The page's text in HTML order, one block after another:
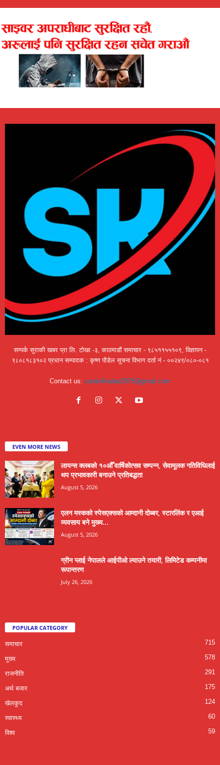
सम्पर्क सुराकी खबर प्रा लि. टोखा -३, काठमाडौं समाचार - ९८५११५५१०९, विज्ञापन -
९८०८१८३१०२ प्रधान सम्पादक : कृष्ण पौडेल सूचना विभाग दर्ता नं - ००२४९/०८०-०८१
Contact us: surakikhabar2078@gmail.com
EVEN MORE NEWS
लायन्स क्लबको १०औँ वार्षिकोत्सव सम्पन्न, सेवामूलक गतिविधिलाई
थप प्रभावकारी बनाउने प्रतिबद्धता
August 5, 2026
एलन मस्कको स्पेसएक्सको आम्दानी दोब्बर, स्टारलिंक र एआई
व्यवसाय बने मुख्य...
August 5, 2026
ग्रीन प्लाई नेपालले आईपीओ ल्याउने तयारी, लिमिटेड कम्पनीमा
रूपान्तरण
July 26, 2026
POPULAR CATEGORY
समाचार 715
मुख्य 578
राजनीति 291
अर्थ बजार 175
खेलकुद 124
स्वास्थ्य 60
विश्व 59